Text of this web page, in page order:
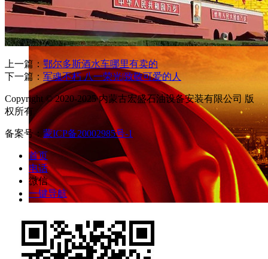
上一篇： 鄂尔多斯酒水车哪里有卖的
下一篇： 军魂不朽 八一荣光|致敬可爱的人
Copyright © 2020-2025 内蒙古宏盛石油设备安装有限公司 版
权所有
备案号： 蒙ICP备20002985号-1
首页
电话
微信
一键导航